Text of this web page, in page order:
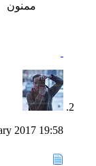
ممنون
2017 19:58